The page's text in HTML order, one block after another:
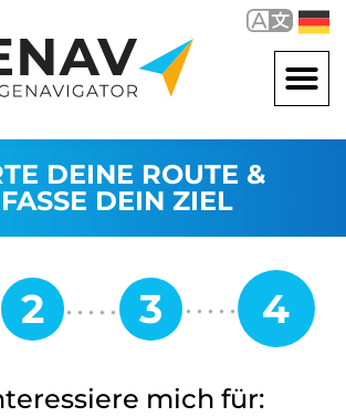
DEINE ROUTE &
DEIN ZIEL
mich für: